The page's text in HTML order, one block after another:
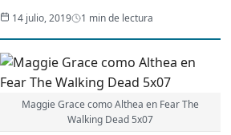
Webisodios
14 julio, 2019 1 min de lectura
Maggie Grace como Althea en Fear The
Walking Dead 5x07